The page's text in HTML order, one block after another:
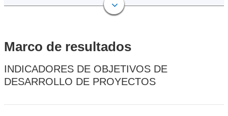
Marco de resultados
INDICADORES DE OBJETIVOS DE
DESARROLLO DE PROYECTOS